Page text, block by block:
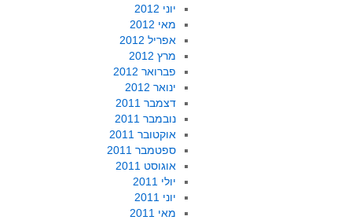
יוני 2012
מאי 2012
אפריל 2012
מרץ 2012
פברואר 2012
ינואר 2012
דצמבר 2011
נובמבר 2011
אוקטובר 2011
ספטמבר 2011
אוגוסט 2011
יולי 2011
יוני 2011
מאי 2011